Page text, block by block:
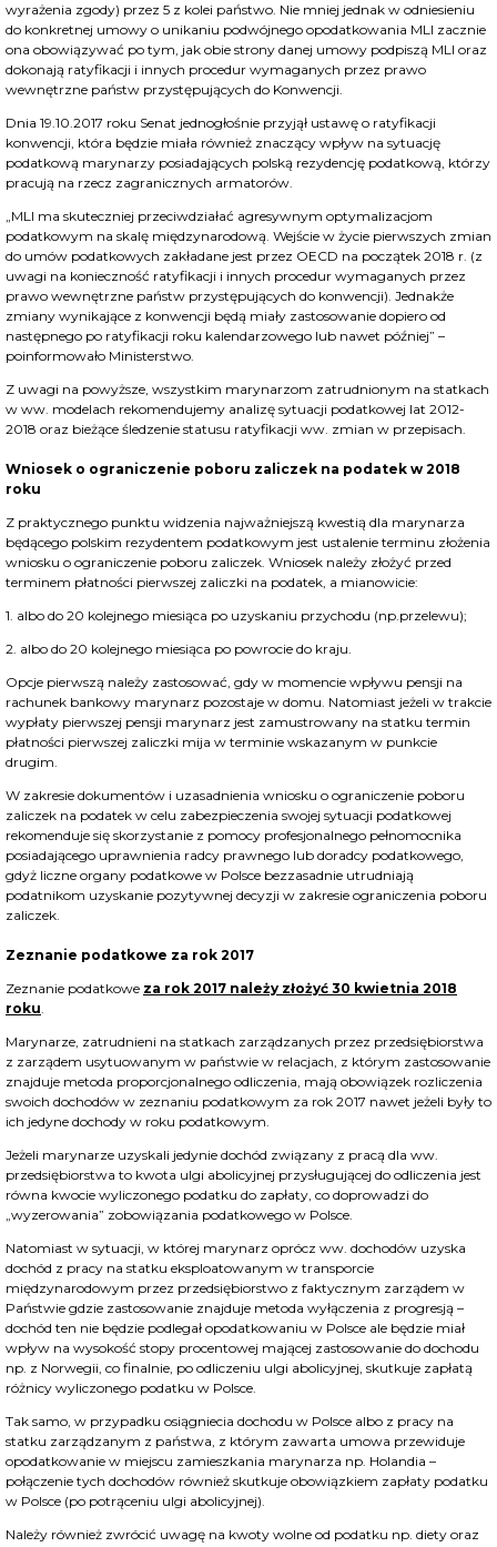
wyrażenia zgody) przez 5 z kolei państwo. Nie mniej jednak w odniesieniu
do konkretnej umowy o unikaniu podwójnego opodatkowania MLI zacznie
ona obowiązywać po tym, jak obie strony danej umowy podpiszą MLI oraz
dokonają ratyfikacji i innych procedur wymaganych przez prawo
wewnętrzne państw przystępujących do Konwencji.
Dnia 19.10.2017 roku Senat jednogłośnie przyjął ustawę o ratyfikacji
konwencji, która będzie miała również znaczący wpływ na sytuację
podatkową marynarzy posiadających polską rezydencję podatkową, którzy
pracują na rzecz zagranicznych armatorów.
„MLI ma skuteczniej przeciwdziałać agresywnym optymalizacjom
podatkowym na skalę międzynarodową. Wejście w życie pierwszych zmian
do umów podatkowych zakładane jest przez OECD na początek 2018 r. (z
uwagi na konieczność ratyfikacji i innych procedur wymaganych przez
prawo wewnętrzne państw przystępujących do konwencji). Jednakże
zmiany wynikające z konwencji będą miały zastosowanie dopiero od
następnego po ratyfikacji roku kalendarzowego lub nawet później” –
poinformowało Ministerstwo.
Z uwagi na powyższe, wszystkim marynarzom zatrudnionym na statkach
w ww. modelach rekomendujemy analizę sytuacji podatkowej lat 2012-
2018 oraz bieżące śledzenie statusu ratyfikacji ww. zmian w przepisach.
Wniosek o ograniczenie poboru zaliczek na podatek w 2018
roku
Z praktycznego punktu widzenia najważniejszą kwestią dla marynarza
będącego polskim rezydentem podatkowym jest ustalenie terminu złożenia
wniosku o ograniczenie poboru zaliczek. Wniosek należy złożyć przed
terminem płatności pierwszej zaliczki na podatek, a mianowicie:
1. albo do 20 kolejnego miesiąca po uzyskaniu przychodu (np.przelewu);
2. albo do 20 kolejnego miesiąca po powrocie do kraju.
Opcje pierwszą należy zastosować, gdy w momencie wpływu pensji na
rachunek bankowy marynarz pozostaje w domu. Natomiast jeżeli w trakcie
wypłaty pierwszej pensji marynarz jest zamustrowany na statku termin
płatności pierwszej zaliczki mija w terminie wskazanym w punkcie
drugim.
W zakresie dokumentów i uzasadnienia wniosku o ograniczenie poboru
zaliczek na podatek w celu zabezpieczenia swojej sytuacji podatkowej
rekomenduje się skorzystanie z pomocy profesjonalnego pełnomocnika
posiadającego uprawnienia radcy prawnego lub doradcy podatkowego,
gdyż liczne organy podatkowe w Polsce bezzasadnie utrudniają
podatnikom uzyskanie pozytywnej decyzji w zakresie ograniczenia poboru
zaliczek.
Zeznanie podatkowe za rok 2017
Zeznanie podatkowe za rok 2017 należy złożyć 30 kwietnia 2018
roku.
Marynarze, zatrudnieni na statkach zarządzanych przez przedsiębiorstwa
z zarządem usytuowanym w państwie w relacjach, z którym zastosowanie
znajduje metoda proporcjonalnego odliczenia, mają obowiązek rozliczenia
swoich dochodów w zeznaniu podatkowym za rok 2017 nawet jeżeli były to
ich jedyne dochody w roku podatkowym.
Jeżeli marynarze uzyskali jedynie dochód związany z pracą dla ww.
przedsiębiorstwa to kwota ulgi abolicyjnej przysługującej do odliczenia jest
równa kwocie wyliczonego podatku do zapłaty, co doprowadzi do
„wyzerowania” zobowiązania podatkowego w Polsce.
Natomiast w sytuacji, w której marynarz oprócz ww. dochodów uzyska
dochód z pracy na statku eksploatowanym w transporcie
międzynarodowym przez przedsiębiorstwo z faktycznym zarządem w
Państwie gdzie zastosowanie znajduje metoda wyłączenia z progresją –
dochód ten nie będzie podlegał opodatkowaniu w Polsce ale będzie miał
wpływ na wysokość stopy procentowej mającej zastosowanie do dochodu
np. z Norwegii, co finalnie, po odliczeniu ulgi abolicyjnej, skutkuje zapłatą
różnicy wyliczonego podatku w Polsce.
Tak samo, w przypadku osiągniecia dochodu w Polsce albo z pracy na
statku zarządzanym z państwa, z którym zawarta umowa przewiduje
opodatkowanie w miejscu zamieszkania marynarza np. Holandia –
połączenie tych dochodów również skutkuje obowiązkiem zapłaty podatku
w Polsce (po potrąceniu ulgi abolicyjnej).
Należy również zwrócić uwagę na kwoty wolne od podatku np. diety oraz